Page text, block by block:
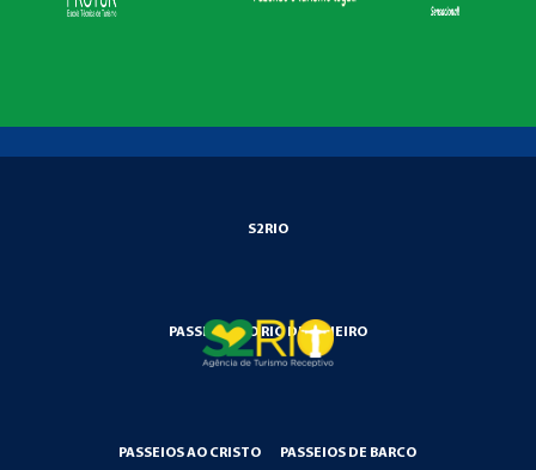
S2RIO
PASSEIOS NO RIO DE JANEIRO
PASSEIOS AO CRISTO PASSEIOS DE BARCO